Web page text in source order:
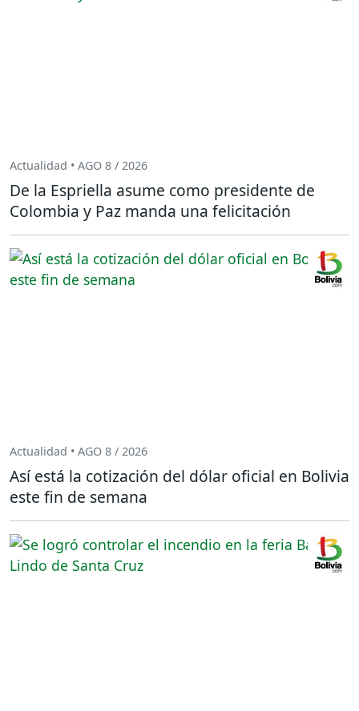
Actualidad • AGO 8 / 2026
De la Espriella asume como presidente de
Colombia y Paz manda una felicitación
Actualidad • AGO 8 / 2026
Así está la cotización del dólar oficial en Bolivia
este fin de semana